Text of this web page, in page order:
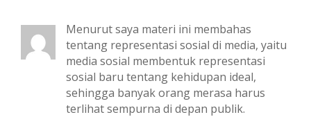
Menurut saya materi ini membahas
tentang representasi sosial di media, yaitu
media sosial membentuk representasi
sosial baru tentang kehidupan ideal,
sehingga banyak orang merasa harus
terlihat sempurna di depan publik.